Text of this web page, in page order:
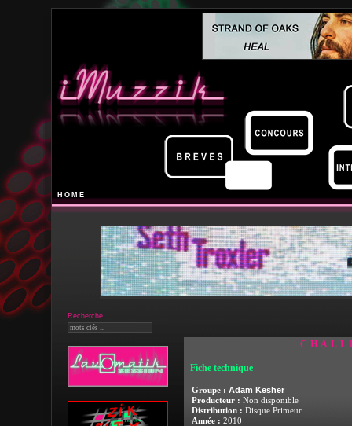
HOME
Recherche
Fiche technique
Groupe : Adam Kesher
Producteur : Non disponible
Distribution : Disque Primeur
Année : 2010